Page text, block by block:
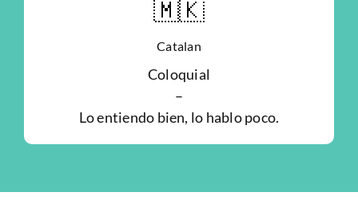
🇲🇰
Catalan
Coloquial
–
Lo entiendo bien, lo hablo poco.